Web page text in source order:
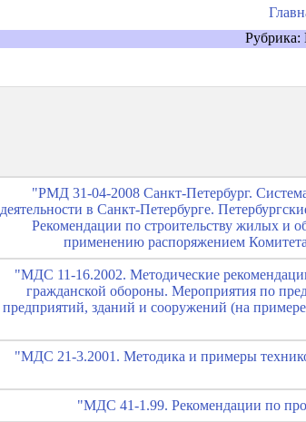
"РМД 31-04-2008 Санкт-Петербург.
деятельности в Санкт-Петербурге.
Рекомендации по строительству жилых и
применению распоряжением
"МДС 11-16.2002. Методические
гражданской обороны. Мероприятия по
предприятий, зданий и сооружений (на
"МДС 21-3.2001. Методика и примеры
"МДС 41-1.99. Рекомендации по